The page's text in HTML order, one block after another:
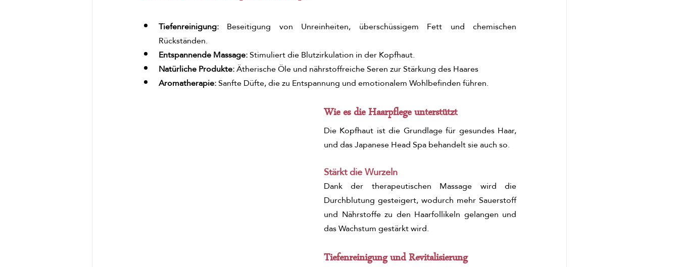
Tiefenreinigung: Beseitigung von Unreinheiten, überschüssigem Fett und chemischen
Rückständen.
Entspannende Massage: Stimuliert die Blutzirkulation in der Kopfhaut.
Natürliche Produkte: Ätherische Öle und nährstoffreiche Seren zur Stärkung des Haares
Aromatherapie: Sanfte Düfte, die zu Entspannung und emotionalem Wohlbefinden führen.
Wie es die Haarpflege unterstützt
Die Kopfhaut ist die Grundlage für gesundes Haar,
und das Japanese Head Spa behandelt sie auch so.
Stärkt die Wurzeln
Dank der therapeutischen Massage wird die
Durchblutung gesteigert, wodurch mehr Sauerstoff
und Nährstoffe zu den Haarfollikeln gelangen und
das Wachstum gestärkt wird.
Tiefenreinigung und Revitalisierung